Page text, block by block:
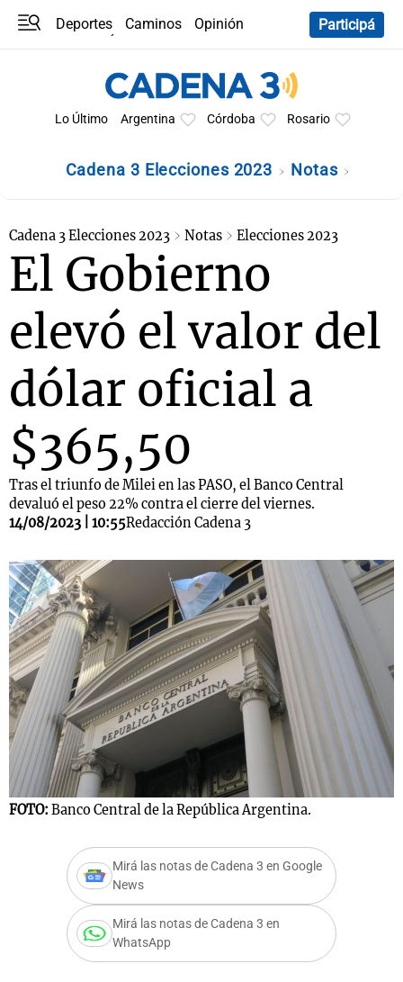
Deportes Caminos
Opinión
Participá
Lo Último Argentina Córdoba Rosario
Cadena 3 Elecciones 2023 Notas
Cadena 3 Elecciones 2023 Notas Elecciones 2023
El Gobierno
elevó el valor del
dólar oficial a
$365,50
Tras el triunfo de Milei en las PASO, el Banco Central
devaluó el peso 22% contra el cierre del viernes.
14/08/2023 | 10:55Redacción Cadena 3
FOTO: Banco Central de la República Argentina.
Mirá las notas de Cadena 3 en Google
News
Mirá las notas de Cadena 3 en
WhatsApp
Notas
Mundial 2026
La Sole en
Cadena 3